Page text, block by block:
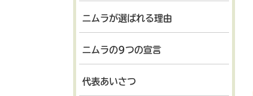
ニムラが選ばれる理由
ニムラの9つの宣言
代表あいさつ